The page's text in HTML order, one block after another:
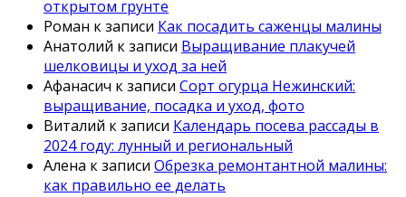
открытом грунте
Роман к записи Как посадить саженцы малины
Анатолий к записи Выращивание плакучей
шелковицы и уход за ней
Афанасич к записи Сорт огурца Нежинский:
выращивание, посадка и уход, фото
Виталий к записи Календарь посева рассады в
2024 году: лунный и региональный
Алена к записи Обрезка ремонтантной малины:
как правильно ее делать